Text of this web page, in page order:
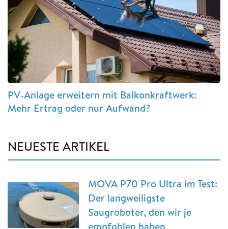
PV‑Anlage erweitern mit Balkonkraftwerk:
Mehr Ertrag oder nur Aufwand?
NEUESTE ARTIKEL
MOVA P70 Pro Ultra im Test:
Der langweiligste
Saugroboter, den wir je
empfohlen haben